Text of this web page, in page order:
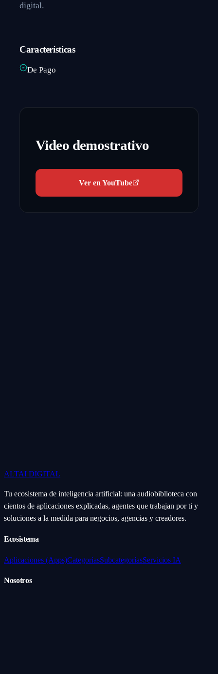
digital.
Características
De Pago
Video demostrativo
Ver en YouTube
ALTAI DIGITAL
Tu ecosistema de inteligencia artificial: una audiobiblioteca con
cientos de aplicaciones explicadas, agentes que trabajan por ti y
soluciones a la medida para negocios, agencias y creadores.
Ecosistema
Aplicaciones (Apps)CategoríasSubcategoríasServicios IA
Nosotros